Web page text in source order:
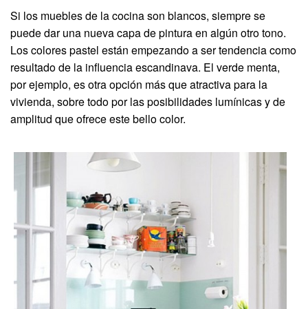
Si los muebles de la cocina son blancos, siempre se
puede dar una nueva capa de pintura en algún otro tono.
Los colores pastel están empezando a ser tendencia como
resultado de la influencia escandinava. El verde menta,
por ejemplo, es otra opción más que atractiva para la
vivienda, sobre todo por las posibilidades lumínicas y de
amplitud que ofrece este bello color.